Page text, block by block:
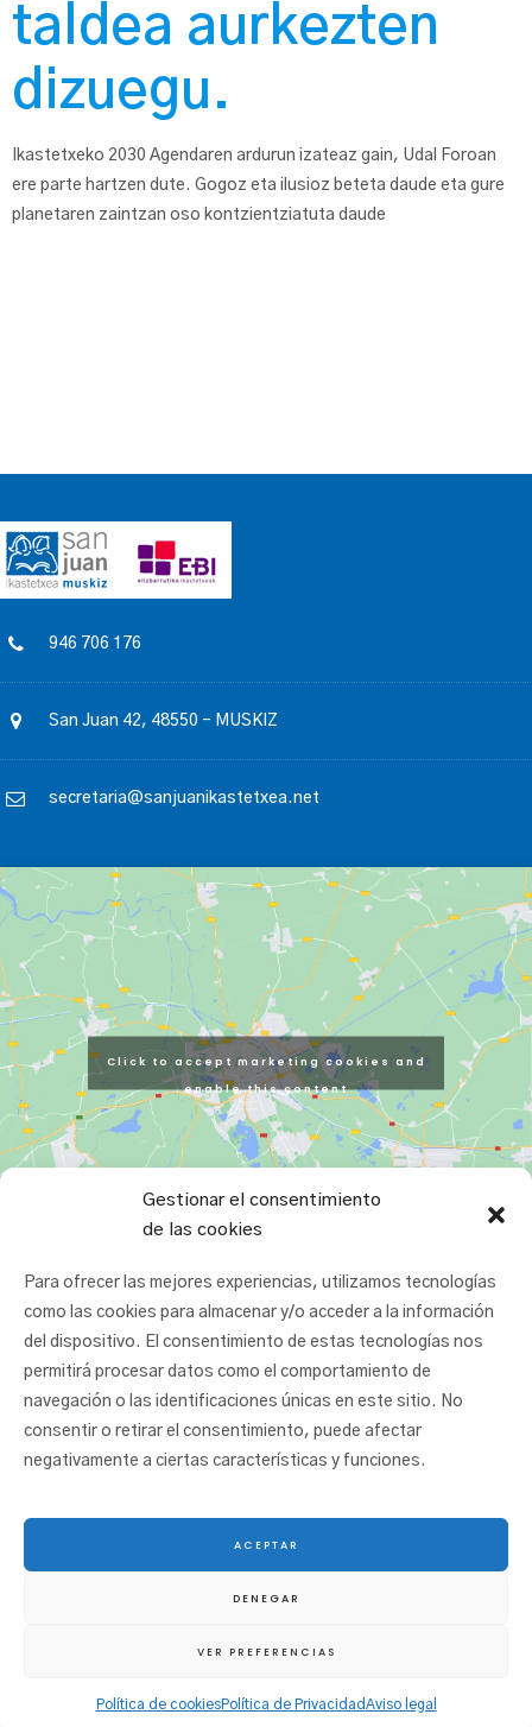
Gestionar el consentimiento
de las cookies
Para ofrecer las mejores experiencias, utilizamos tecnologías
como las cookies para almacenar y/o acceder a la información
del dispositivo. El consentimiento de estas tecnologías nos
permitirá procesar datos como el comportamiento de
navegación o las identificaciones únicas en este sitio. No
consentir o retirar el consentimiento, puede afectar
negativamente a ciertas características y funciones.
ACEPTAR
DENEGAR
VER PREFERENCIAS
Política de cookiesPolítica de PrivacidadAviso legal
taldea aurkezten
dizuegu.
Ikastetxeko 2030 Agendaren ardurun izateaz gain, Udal Foroan
ere parte hartzen dute. Gogoz eta ilusioz beteta daude eta gure
planetaren zaintzan oso kontzientziatuta daude
946 706 176
San Juan 42, 48550 – MUSKIZ
secretaria@sanjuanikastetxea.net
Click to accept marketing cookies and
enable this content
Aviso legal|